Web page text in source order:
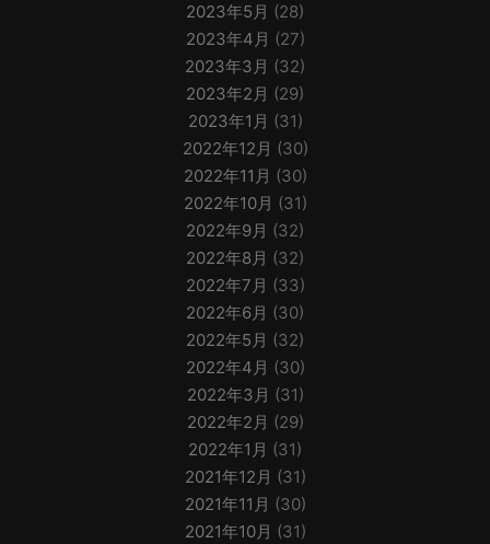
2023年5月 (28)
2023年4月 (27)
2023年3月 (32)
2023年2月 (29)
2023年1月 (31)
2022年12月 (30)
2022年11月 (30)
2022年10月 (31)
2022年9月 (32)
2022年8月 (32)
2022年7月 (33)
2022年6月 (30)
2022年5月 (32)
2022年4月 (30)
2022年3月 (31)
2022年2月 (29)
2022年1月 (31)
2021年12月 (31)
2021年11月 (30)
2021年10月 (31)